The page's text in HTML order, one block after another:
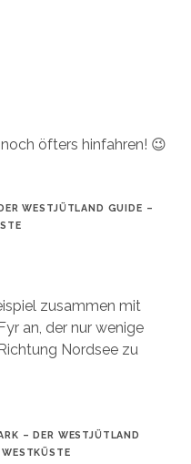
öfters hinfahren! 😉
WESTJÜTLAND GUIDE –
zusammen mit
an, der nur wenige
Nordsee zu
– DER WESTJÜTLAND